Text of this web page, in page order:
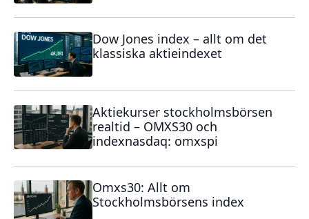
Dow Jones index – allt om det
klassiska aktieindexet
Aktiekurser stockholmsbörsen
realtid – OMXS30 och
indexnasdaq: omxspi
Omxs30: Allt om
Stockholmsbörsens index